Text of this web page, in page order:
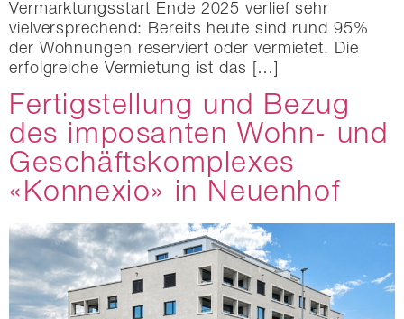
Vermarktungsstart Ende 2025 verlief sehr
vielversprechend: Bereits heute sind rund 95%
der Wohnungen reserviert oder vermietet. Die
erfolgreiche Vermietung ist das […]
Fertigstellung und Bezug
des imposanten Wohn- und
Geschäftskomplexes
«Konnexio» in Neuenhof